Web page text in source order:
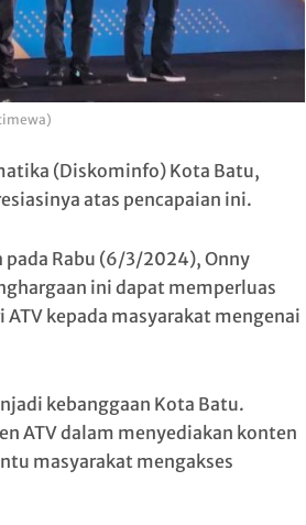
(Diskominfo) Kota Batu,
atas pencapaian ini.
pada Rabu (6/3/2024), Onny
ini dapat memperluas
kepada masyarakat mengenai
kebanggaan Kota Batu.
ATV dalam menyediakan konten
masyarakat mengakses